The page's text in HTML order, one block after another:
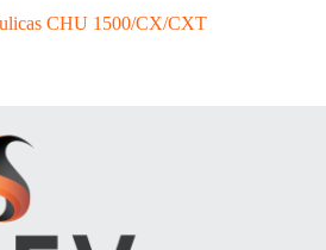
CHU 1500/CX/CXT